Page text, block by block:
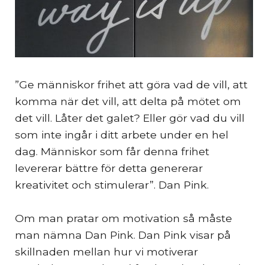
”Ge människor frihet att göra vad de vill, att
komma när det vill, att delta på mötet om
det vill. Låter det galet? Eller gör vad du vill
som inte ingår i ditt arbete under en hel
dag. Människor som får denna frihet
levererar bättre för detta genererar
kreativitet och stimulerar”. Dan Pink.
Om man pratar om motivation så måste
man nämna Dan Pink. Dan Pink visar på
skillnaden mellan hur vi motiverar